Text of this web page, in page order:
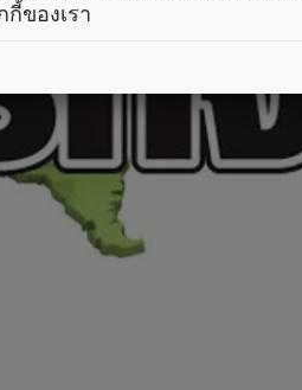
ของเรา